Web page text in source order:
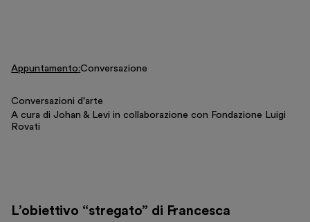
Museo Gentile
Sostieni
Scopri
Appuntamento Conversazione
Conversazioni d'arte
A cura di Johan & Levi in collaborazione con Fondazione Luigi
Rovati
L’obiettivo “stregato” di Francesca